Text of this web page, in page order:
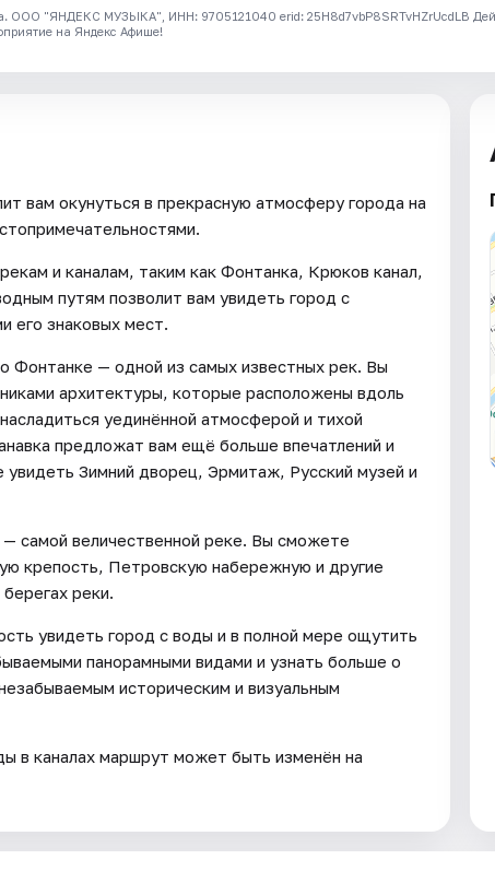
ООО "ЯНДЕКС МУЗЫКА", ИНН: 9705121040 erid: 25H8d7vbP8SRTvHZrUcdLB
на Яндекс Афише!
вам окунуться в прекрасную атмосферу города на
и каналам, таким как Фонтанка, Крюков канал,
путям позволит вам увидеть город с
его знаковых мест.
Фонтанке — одной из самых известных рек. Вы
архитектуры, которые расположены вдоль
уединённой атмосферой и тихой
предложат вам ещё больше впечатлений и
Зимний дворец, Эрмитаж, Русский музей и
самой величественной реке. Вы сможете
крепость, Петровскую набережную и другие
реки.
увидеть город с воды и в полной мере ощутить
панорамными видами и узнать больше о
историческим и визуальным
в каналах маршрут может быть изменён на